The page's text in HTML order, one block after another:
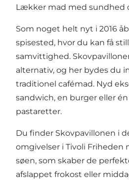
Lækker mad med sundhed
Som noget helt nyt i 2016
spisested, hvor du kan få
samvittighed.
alternativ, og her bydes du
traditionel cafémad. Nyd
sandwich, en burger eller
pastaretter.
Du finder Skovpavillonen i
omgivelser i Tivoli Friheden
søen, som skaber de
afslappet frokost eller